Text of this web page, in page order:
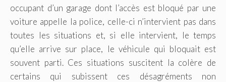
occupant d’un garage dont l’accès est bloqué par une
voiture appelle la police, celle-ci n’intervient pas dans
toutes les situations et, si elle intervient, le temps
qu’elle arrive sur place, le véhicule qui bloquait est
souvent parti. Ces situations suscitent la colère de
certains qui subissent ces désagréments non